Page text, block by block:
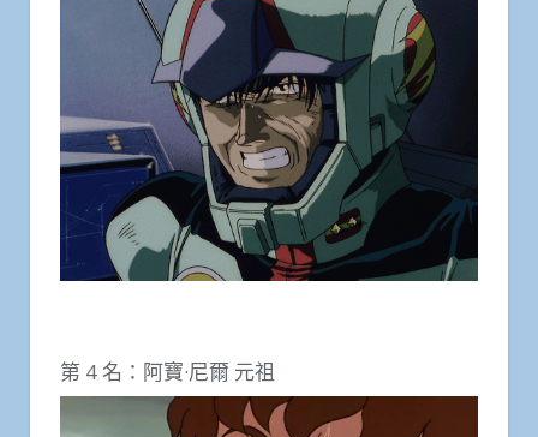
第 4 名：阿寶·尼爾 元祖